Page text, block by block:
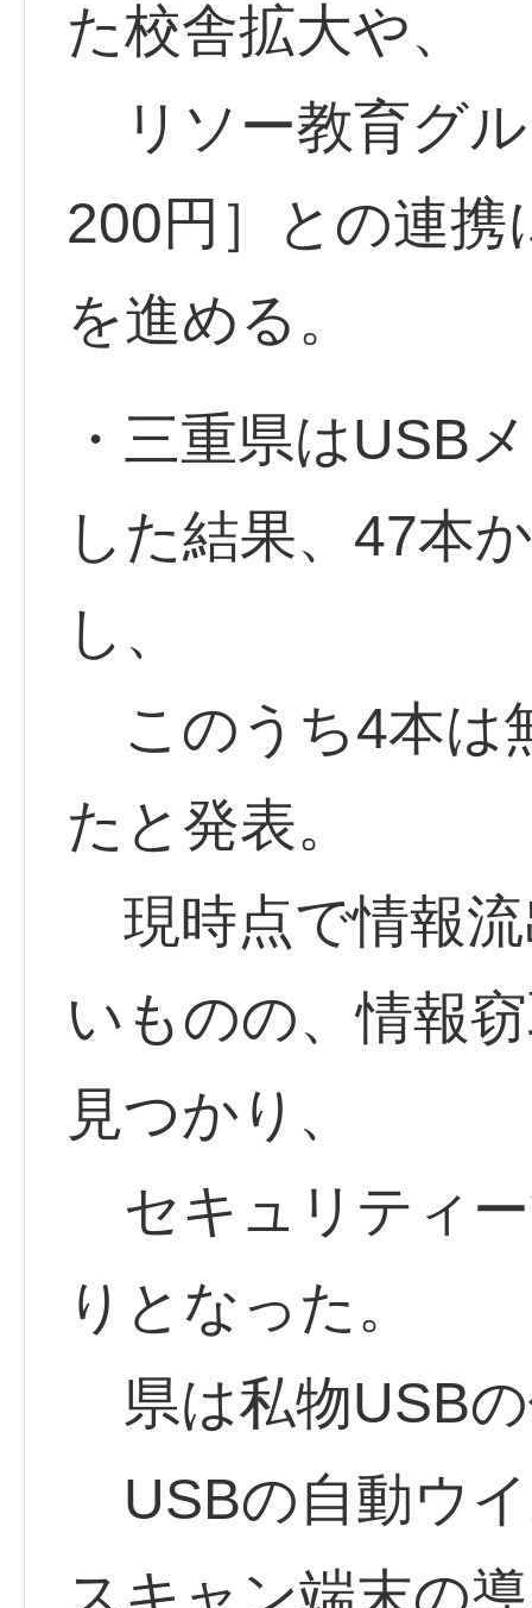
た校舎拡大や、
リソー教育グ
200円］との連携
を進める。
・三重県はUSB
した結果、47本
し、
このうち4本は
たと発表。
現時点で情報
いものの、情報
見つかり、
セキュリティ
りとなった。
県は私物USB
USBの自動ウ